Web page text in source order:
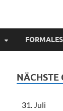
FORMALES
NÄCHSTE
31. Juli